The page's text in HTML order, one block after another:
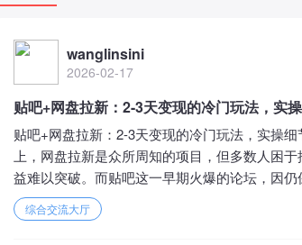
wanglinsini
2026-02-17
贴吧+网盘拉新：2-3天变现的冷门玩法，实
贴吧+网盘拉新：2-3天变现的冷门玩法，实操
上，网盘拉新是众所周知的项目，但多数人困
益难以突破。而贴吧这一早期火爆的论坛，因
综合交流大厅